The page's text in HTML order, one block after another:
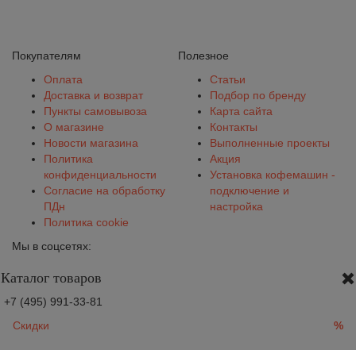
Покупателям
Оплата
Доставка и возврат
Пункты самовывоза
О магазине
Новости магазина
Политика
конфиденциальности
Согласие на обработку
ПДн
Политика cookie
Полезное
Статьи
Подбор по бренду
Карта сайта
Контакты
Выполненные проекты
Акция
Установка кофемашин -
подключение и
настройка
Мы в соцсетях:
Каталог товаров
+7 (495) 991-33-81
Скидки
%